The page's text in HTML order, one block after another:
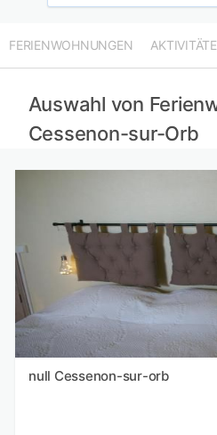
FERIENWOHNUNGEN
Auswahl von
Cessenon-sur-Orb
null Cessenon-sur-orb